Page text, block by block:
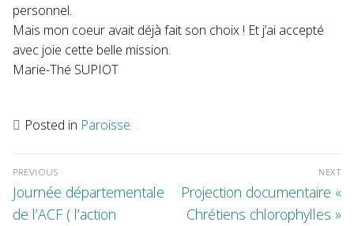
personnel.
Mais mon coeur avait déjà fait son choix ! Et j’ai accepté
avec joie cette belle mission.
Marie-Thé SUPIOT
Posted in Paroisse
de
l’article
PREVIOUS
Previous
post:
Journée départementale
de l’ACF ( l’action
NEXT
Next
post:
Projection documentaire «
Chrétiens chlorophylles »